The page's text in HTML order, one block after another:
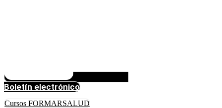
Boletín electrónico
Cursos FORMARSALUD